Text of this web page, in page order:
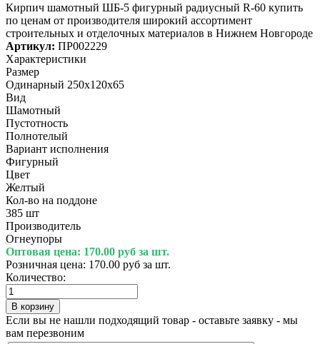
Кирпич шамотный ШБ-5 фигурный радиусный R-60 купить
по ценам от производителя широкий ассортимент
строительных и отделочных материалов в Нижнем Новгороде
Артикул: ПР002229
Характеристики
Размер
Одинарный 250x120x65
Вид
Шамотный
Пустотность
Полнотелый
Вариант исполнения
Фигурный
Цвет
Желтый
Кол-во на поддоне
385 шт
Производитель
Огнеупоры
Оптовая цена: 170.00 руб за шт.
Розничная цена: 170.00 руб за шт.
Количество:
Если вы не нашли подходящий товар - оставьте заявку - мы
вам перезвоним